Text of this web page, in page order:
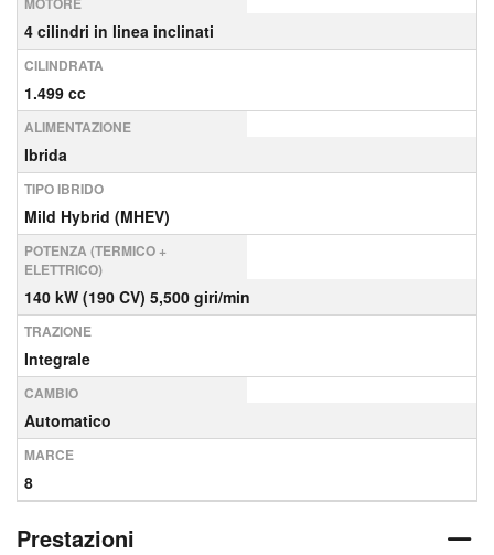
4 cilindri in linea inclinati
CILINDRATA
1.499 cc
ALIMENTAZIONE
Ibrida
TIPO IBRIDO
Mild Hybrid (MHEV)
POTENZA (TERMICO +
ELETTRICO)
140 kW (190 CV) 5,500 giri/min
TRAZIONE
Integrale
CAMBIO
Automatico
MARCE
8
Prestazioni